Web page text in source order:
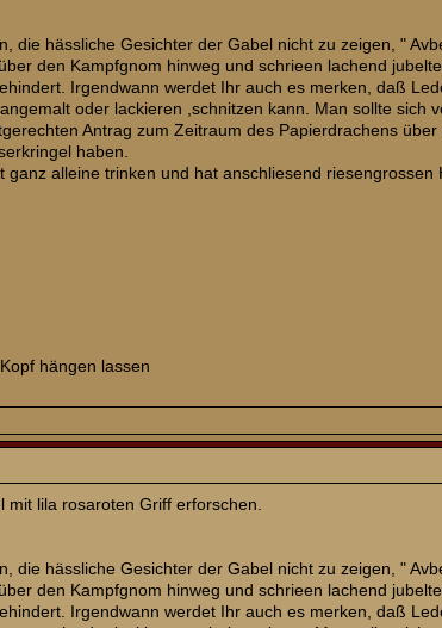
die hässliche Gesichter der Gabel nicht zu zeigen, "
den Kampfgnom hinweg und schrieen lachend
Irgendwann werdet Ihr auch es merken, daß
oder lackieren ,schnitzen kann. Man sollte sich
Antrag zum Zeitraum des Papierdrachens
haben.
alleine trinken und hat anschliesend
hängen lassen
mit lila rosaroten Griff erforschen.
die hässliche Gesichter der Gabel nicht zu zeigen, "
den Kampfgnom hinweg und schrieen lachend
Irgendwann werdet Ihr auch es merken, daß